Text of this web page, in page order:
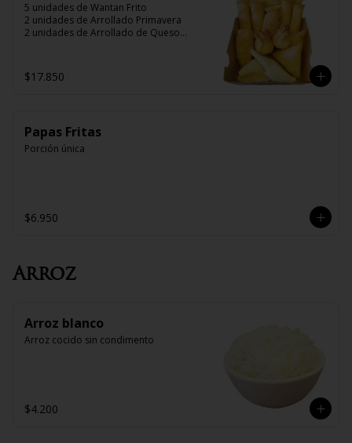
5 unidades de Wantan Frito
2 unidades de Arrollado Primavera
2 unidades de Arrollado de Queso
2 unidades Wantán Especial
$17.850
Papas Fritas
Porción única
$6.950
Arroz
Arroz blanco
Arroz cocido sin condimento
$4.200